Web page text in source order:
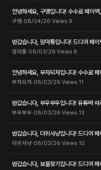
안녕하세요, 구땡입니다! 수수료 페이
구땡·08/04/26·Views 9
반갑습니다, 맘마통입니다! 드디어 페
맘마통·08/03/26·Views 8
안녕하세요, 부자되자입니다! 수수료
부자되자·08/03/26·Views 11
반갑습니다, 부우부우입니다! 유튜버
부우부우·08/03/26·Views 13
반갑습니다, 더위사냥입니다! 드디어
더위사냥·08/03/26·Views 10
반갑습니다, 보물찾기입니다! 드디어